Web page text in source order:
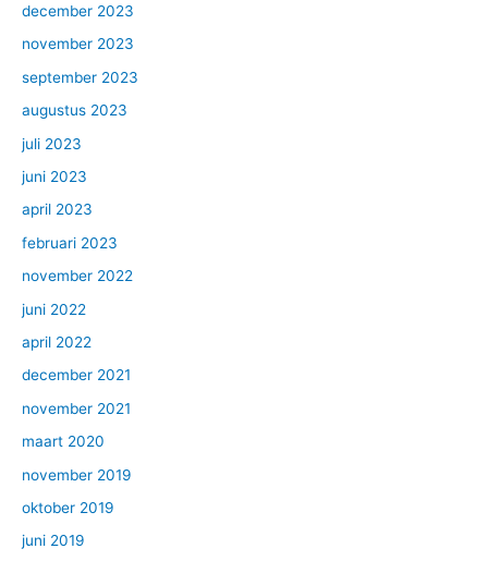
december 2023
november 2023
september 2023
augustus 2023
juli 2023
juni 2023
april 2023
februari 2023
november 2022
juni 2022
april 2022
december 2021
november 2021
maart 2020
november 2019
oktober 2019
juni 2019